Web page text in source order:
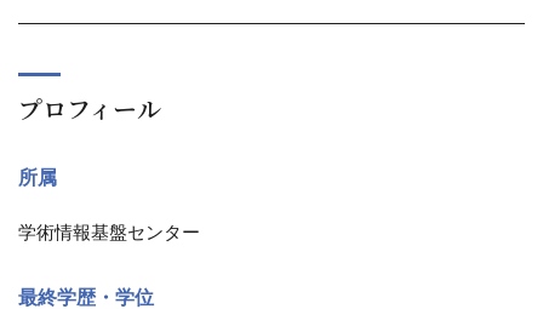
プロフィール
所属
学術情報基盤センター
最終学歴・学位